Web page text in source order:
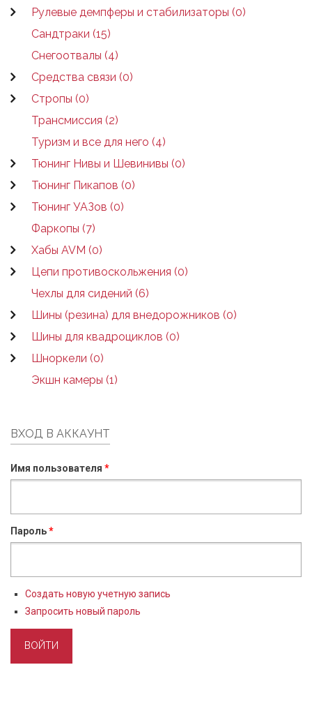
Рулевые демпферы и стабилизаторы (0)
Сандтраки (15)
Снегоотвалы (4)
Средства связи (0)
Стропы (0)
Трансмиссия (2)
Туризм и все для него (4)
Тюнинг Нивы и Шевинивы (0)
Тюнинг Пикапов (0)
Тюнинг УАЗов (0)
Фаркопы (7)
Хабы AVM (0)
Цепи противоскольжения (0)
Чехлы для сидений (6)
Шины (резина) для внедорожников (0)
Шины для квадроциклов (0)
Шноркели (0)
Экшн камеры (1)
ВХОД В АККАУНТ
Имя пользователя *
Пароль*
Создать новую учетную запись
Запросить новый пароль